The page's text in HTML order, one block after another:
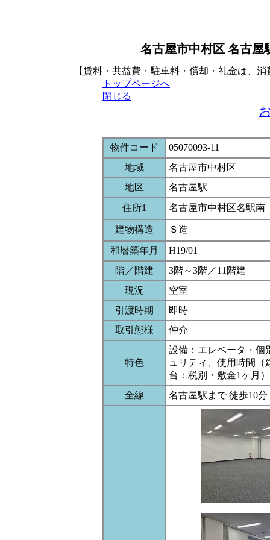
名古屋市中村区 名古屋
【賃料・共益費・駐車料・償却・礼金は、
トップページへ
閉じる
物件コード
05070093-11
地域
名古屋市中村区
地区
名古屋駅
住所1
名古屋市中村区名駅南
建物構造 Ｓ造
和暦築年月
H19/01
階／階建
3階～3階／11階建
現況
空室
引渡時期
即時
取引態様
仲介
特色
設備：エレベータ・個
ュリティ、使用時間（
台：税別・敷金1ヶ月
全線
名古屋駅まで 徒歩10分